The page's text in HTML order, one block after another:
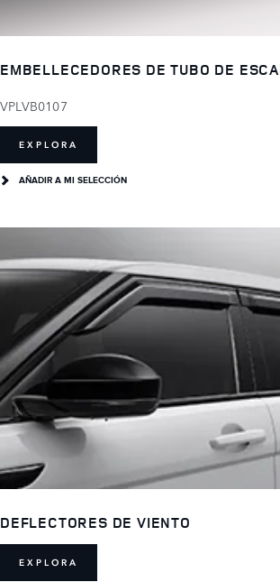
EMBELLECEDORES DE TUBO DE
VPLVB0107
EXPLORA
AÑADIR A MI SELECCIÓN
DEFLECTORES DE VIENTO
EXPLORA